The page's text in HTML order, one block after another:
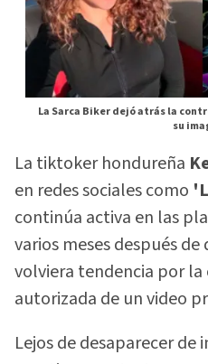
La Sarca Biker dejó atrás la
su
La tiktoker hondureña
en redes sociales como
continúa activa en las
varios meses después
volviera tendencia por la
autorizada de un video
Lejos de desaparecer